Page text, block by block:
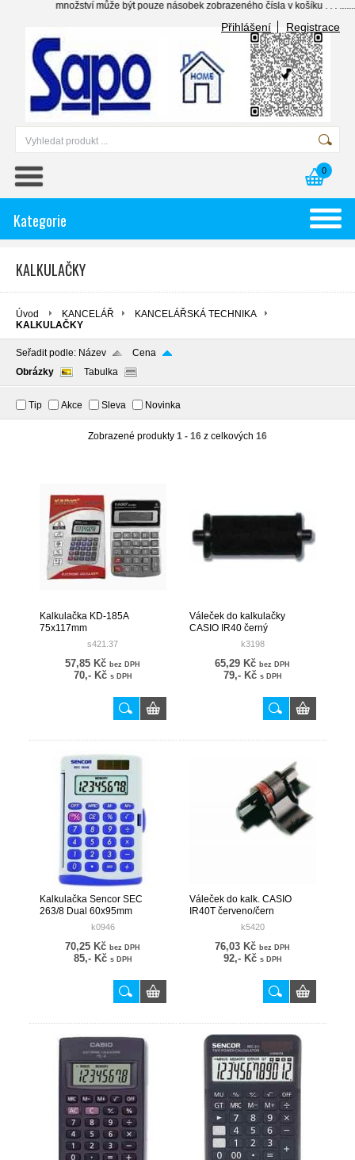
množství může být pouze násobek zobrazeného čísla v košíku . . . ..........
Přihlášení Registrace
0
Kategorie
KALKULAČKY
Úvod KANCELÁŘ
KANCELÁŘSKÁ TECHNIKA
KALKULAČKY
Seřadit podle: Název
Cena
Obrázky
Tabulka
Tip Akce Sleva Novinka
Zobrazené produkty 1 - 16 z celkových 16
Kalkulačka KD-185A
75x117mm
s421.37
57,85 Kč bez DPH
70,- Kč s DPH
Váleček do kalkulačky
CASIO IR40 černý
k3198
65,29 Kč bez DPH
79,- Kč s DPH
Kalkulačka Sencor SEC
263/8 Dual 60x95mm
k0946
70,25 Kč bez DPH
85,- Kč s DPH
Váleček do kalk. CASIO
IR40T červeno/čern
k5420
76,03 Kč bez DPH
92,- Kč s DPH